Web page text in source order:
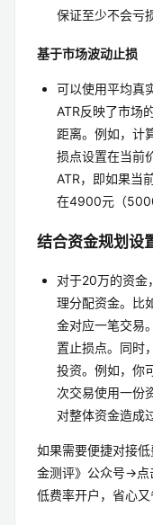
保证至少不会亏
基于市场波动止损
可以使用平均真
ATR反映了市场
距离。例如，计
损点设置在当前
ATR，即如果当
在4900元（
结合资金规划设
对于20万的资金
理分配资金。比
金对应一笔交易
置止损点。同时
投资。例如，你
次交易使用一份
对整体资金造成
如果需要便捷对接
金测评》公众号→
低费率开户，省心又